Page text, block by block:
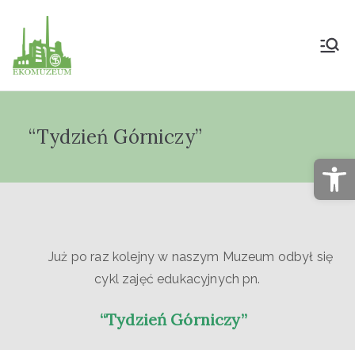
Muzeum Przyrody
"Ekomuzeum" im.
Jana Pazdura
“Tydzień Górniczy”
Już po raz kolejny w naszym Muzeum odbył się
cykl zajęć edukacyjnych pn.
“Tydzień Górniczy”